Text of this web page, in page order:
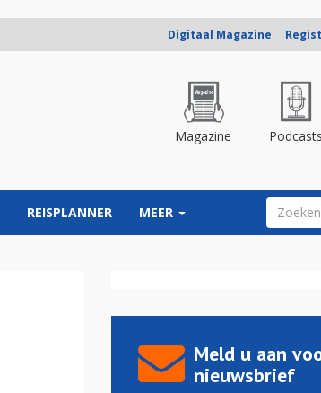
Digitaal Magazine
Magazine Podcasts
REISPLANNER MEER
Meld u aan
nieuwsbrief